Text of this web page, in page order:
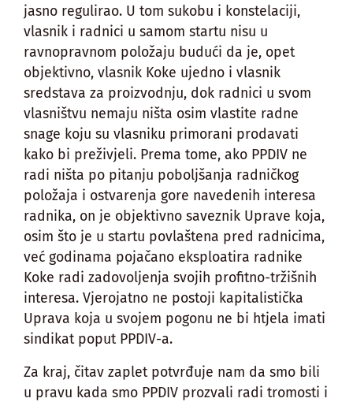
jasno regulirao. U tom sukobu i konstelaciji,
vlasnik i radnici u samom startu nisu u
ravnopravnom položaju budući da je, opet
objektivno, vlasnik Koke ujedno i vlasnik
sredstava za proizvodnju, dok radnici u svom
vlasništvu nemaju ništa osim vlastite radne
snage koju su vlasniku primorani prodavati
kako bi preživjeli. Prema tome, ako PPDIV ne
radi ništa po pitanju poboljšanja radničkog
položaja i ostvarenja gore navedenih interesa
radnika, on je objektivno saveznik Uprave koja,
osim što je u startu povlaštena pred radnicima,
već godinama pojačano eksploatira radnike
Koke radi zadovoljenja svojih profitno-tržišnih
interesa. Vjerojatno ne postoji kapitalistička
Uprava koja u svojem pogonu ne bi htjela imati
sindikat poput PPDIV-a.
Za kraj, čitav zaplet potvrđuje nam da smo bili
u pravu kada smo PPDIV prozvali radi tromosti i